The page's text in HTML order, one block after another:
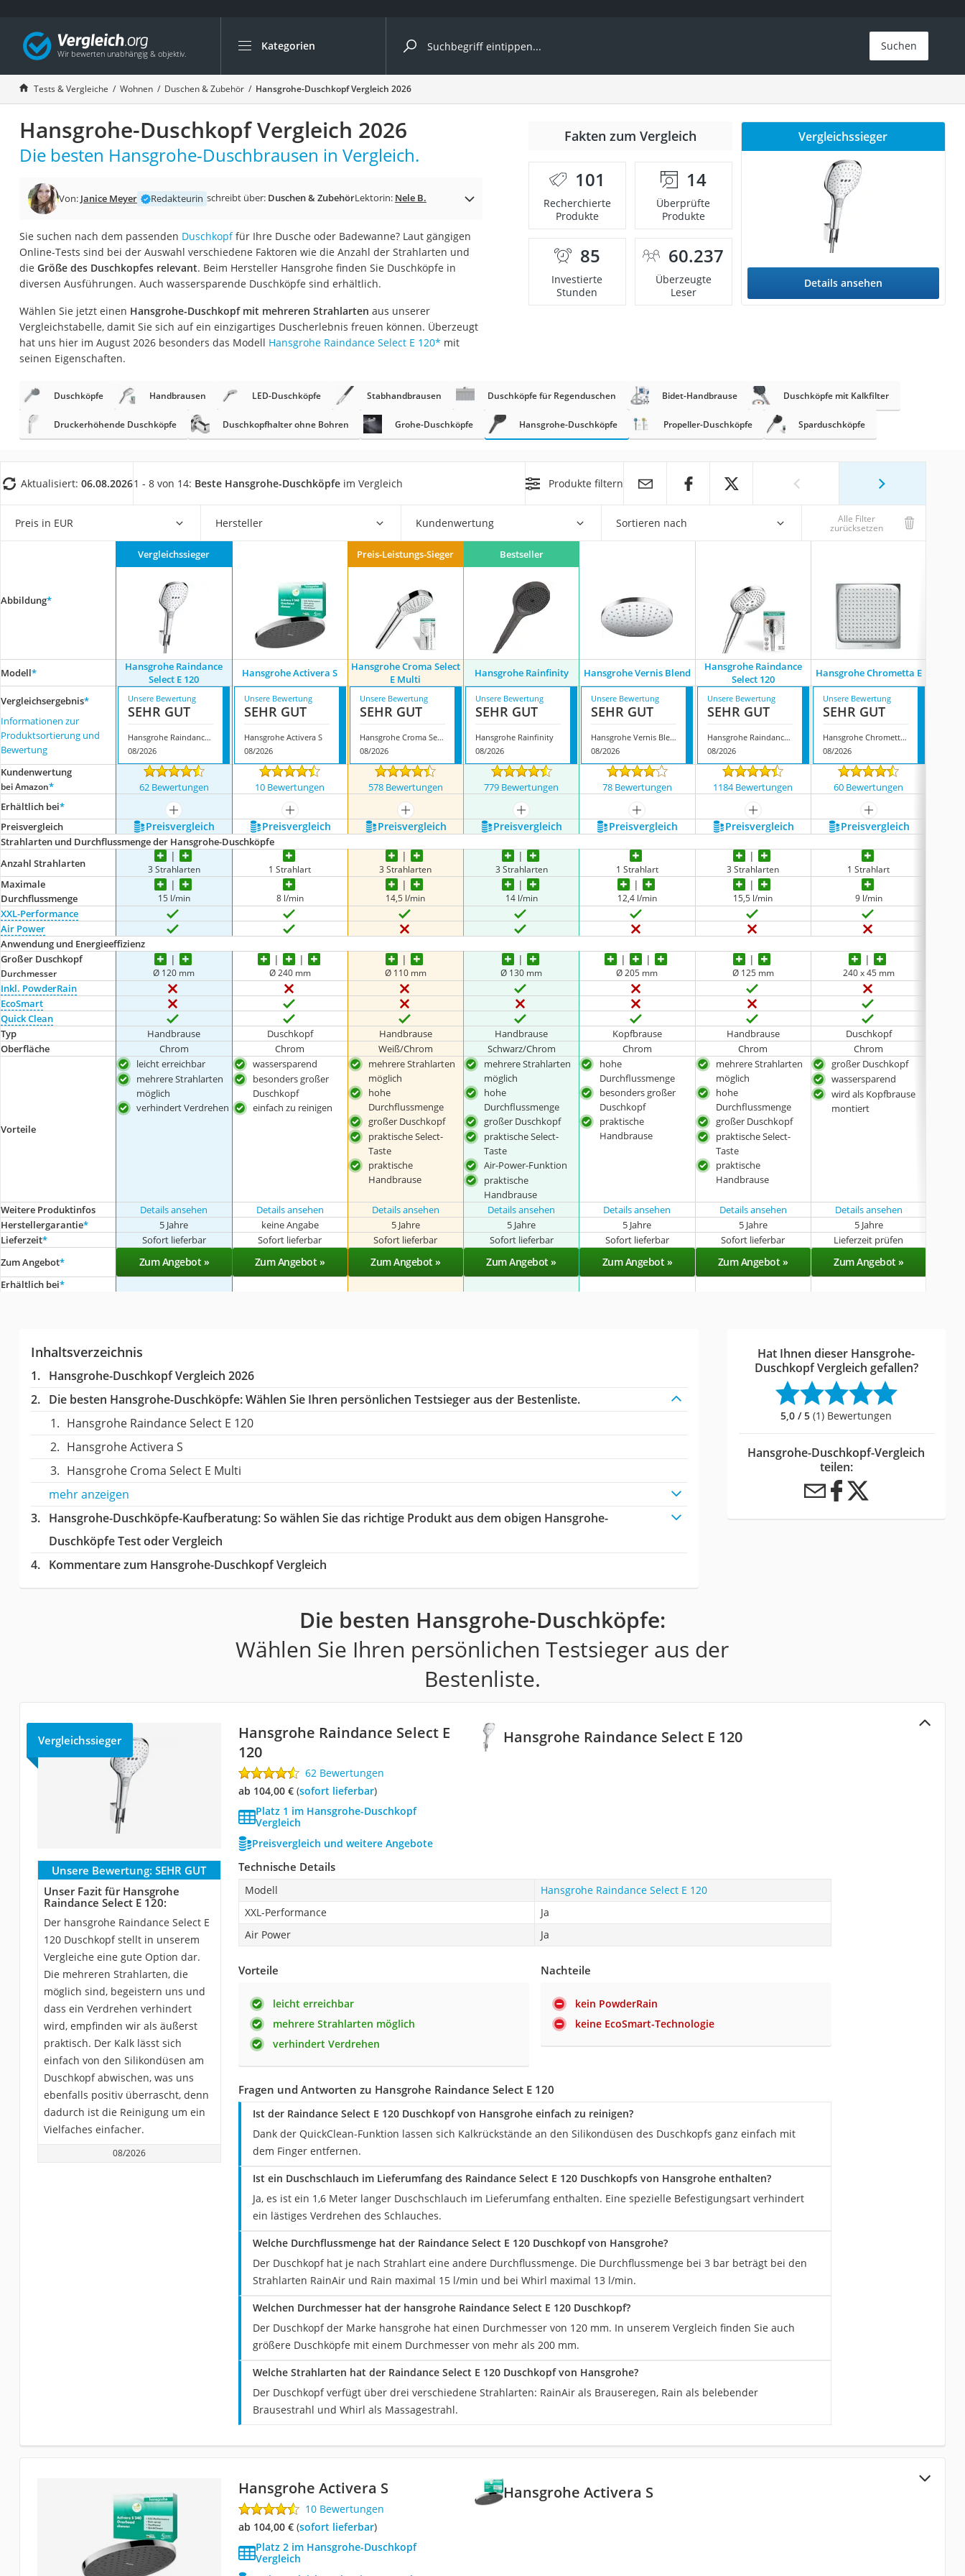
Kategorien
Die beliebtesten Vergleiche nach Kategorie
Wohnen
Matratzen-Topper
Matratzen
Konferenzlautsprecher
Badlüfter
Bürohocker
Außenleuchte mit Kamera
Ozongeneratoren
Akku-Tischlampe
Konferenzmikrofon
Aktenvernichter Sicherheitsstufe 4
Bettgitter
Duschpaneel
Höhenverstellbarer Schreibtisch
Matratze 90 x 200 cm
Suchen
Tests & Vergleiche Wohnen Duschen & Zubehör Hansgrohe-Duschkopf Vergleich 2026
Hansgrohe-Duschkopf Vergleich 2026
Die besten Hansgrohe-Duschbrausen in Vergleich.
Von: Janice Meyer Redakteurin schreibt über: Duschen & ZubehörLektorin: Nele B.
Sie suchen nach dem passenden Duschkopffür Ihre Dusche oder Badewanne? Laut gängigen
Online-Tests sind bei der Auswahl verschiedene Faktoren wie die Anzahl der Strahlarten und
die Größe des Duschkopfes relevant. Beim Hersteller Hansgrohe finden Sie Duschköpfe in
diversen Ausführungen. Auch wassersparende Duschköpfe sind erhältlich.
Wählen Sie jetzt einen Hansgrohe-Duschkopf mit mehreren Strahlarten aus unserer
Vergleichstabelle, damit Sie sich auf ein einzigartiges Duscherlebnis freuen können. Überzeugt
hat uns hier im August 2026 besonders das Modell Hansgrohe Raindance Select E 120* mit
seinen Eigenschaften.
Fakten zum Vergleich
101
Recherchierte
Produkte
14
Überprüfte
Produkte
85
Investierte
Stunden
60.237
Überzeugte
Leser
Vergleichssieger
Details ansehen
Duschköpfe Handbrausen LED-Duschköpfe Stabhandbrausen Duschköpfe für Regenduschen Bidet-Handbrause Duschköpfe mit Kalkfilter
Druckerhöhende Duschköpfe Duschkopfhalter ohne Bohren Grohe-Duschköpfe Hansgrohe-Duschköpfe Propeller-Duschköpfe Sparduschköpfe
Aktualisiert: 06.08.20261 - 8 von 14: Beste Hansgrohe-Duschköpfe im Vergleich Produkte filtern
Preis in EUR Hersteller Kundenwertung Sortieren nach Alle Filter
zurücksetzen
Abbildung*
Vergleichssieger Preis-Leistungs-Sieger Bestseller
Modell*
Hansgrohe Raindance
Select E 120
Hansgrohe Activera S
Hansgrohe Croma Select
E Multi
Hansgrohe Rainfinity Hansgrohe Vernis Blend
Hansgrohe Raindance
Select 120
Hansgrohe Chrometta E
Vergleichsergebnis*
Informationen zur
Produktsortierung und
Bewertung
Unsere Bewertung
SEHR GUT
Hansgrohe Raindance Select E 120
08/2026
Unsere Bewertung
SEHR GUT
Hansgrohe Activera S
08/2026
Unsere Bewertung
SEHR GUT
Hansgrohe Croma Select E Multi
08/2026
Unsere Bewertung
SEHR GUT
Hansgrohe Rainfinity
08/2026
Unsere Bewertung
SEHR GUT
Hansgrohe Vernis Blend
08/2026
Unsere Bewertung
SEHR GUT
Hansgrohe Raindance Select 120
08/2026
Unsere Bewertung
SEHR GUT
Hansgrohe Chrometta E
08/2026
Kundenwertung
bei Amazon* 62 Bewertungen 10 Bewertungen 578 Bewertungen 779 Bewertungen 78 Bewertungen 1184 Bewertungen 60 Bewertungen
Erhältlich bei*
mehr anzeigen mehr anzeigen mehr anzeigen mehr anzeigen mehr anzeigen mehr anzeigen
mehr anzeigen
Preis­vergleich
Preis­vergleich Preis­vergleich Preis­vergleich Preis­vergleich Preis­vergleich Preis­vergleich Preis­vergleich
Strahlarten und Durchflussmenge der Hansgrohe-Duschköpfe
Anzahl Strahlarten
3 Strahlarten 1 Strahlart 3 Strahlarten 3 Strahlarten 1 Strahlart 3 Strahlarten 1 Strahlart
Maximale
Durchflussmenge
15 l/min 8 l/min 14,5 l/min 14 l/min 12,4 l/min 15,5 l/min 9 l/min
XXL-Performance
Air Power
Anwendung und Energieeffizienz
Großer Duschkopf
Durchmesser Ø 120 mm Ø 240 mm Ø 110 mm Ø 130 mm Ø 205 mm Ø 125 mm 240 x 45 mm
Inkl. PowderRain
EcoSmart
Quick Clean
Typ
Handbrause Duschkopf Handbrause Handbrause Kopfbrause Handbrause Duschkopf
Oberfläche
Chrom Chrom Weiß/Chrom Schwarz/Chrom Chrom Chrom Chrom
Vorteile
leicht erreichbar
mehrere Strahlarten
möglich
verhindert Verdrehen
wassersparend
besonders großer
Duschkopf
einfach zu reinigen
mehrere Strahlarten
möglich
hohe
Durchflussmenge
großer Duschkopf
praktische Select-
Taste
praktische
Handbrause
mehrere Strahlarten
möglich
hohe
Durchflussmenge
großer Duschkopf
praktische Select-
Taste
Air-Power-Funktion
praktische
Handbrause
hohe
Durchflussmenge
besonders großer
Duschkopf
praktische
Handbrause
mehrere Strahlarten
möglich
hohe
Durchflussmenge
großer Duschkopf
praktische Select-
Taste
praktische
Handbrause
großer Duschkopf
wassersparend
wird als Kopfbrause
montiert
Weitere Produktinfos Details ansehen Details ansehen Details ansehen Details ansehen Details ansehen Details ansehen Details ansehen
Herstellergarantie* 5 Jahre keine Angabe 5 Jahre 5 Jahre 5 Jahre 5 Jahre
5 Jahre
Lieferzeit* Sofort lieferbar Sofort lieferbar Sofort lieferbar Sofort lieferbar Sofort lieferbar Sofort lieferbar Lieferzeit prüfen
Zum Angebot* Zum Angebot » Zum Angebot » Zum Angebot » Zum Angebot » Zum Angebot » Zum Angebot » Zum Angebot »
Erhältlich bei*
Inhaltsverzeichnis
Hansgrohe-Duschkopf Vergleich 2026
Die besten Hansgrohe-Duschköpfe:Wählen Sie Ihren persönlichen Testsieger aus der Bestenliste.
Hansgrohe Raindance Select E 120
Hansgrohe Activera S
Hansgrohe Croma Select E Multi
mehr anzeigen
Hansgrohe-Duschköpfe-Kaufberatung: So wählen Sie das richtige Produkt aus dem obigen Hansgrohe-
Duschköpfe Test oder Vergleich
Kommentare zum Hansgrohe-Duschkopf Vergleich
Hat Ihnen dieser Hansgrohe-
Duschkopf Vergleich gefallen?
5,0 / 5 (1) Bewertungen
Hansgrohe-Duschkopf-Vergleich
teilen:
Die besten Hansgrohe-Duschköpfe:
Wählen Sie Ihren persönlichen Testsieger aus der
Bestenliste.
Hansgrohe Raindance Select E 120
Vergleichssieger
Hansgrohe Raindance Select E
120
62 Bewertungen
ab 104,00 €( Sofort lieferbar)
Platz 1 im Hansgrohe-Duschkopf
Vergleich
Preisvergleich und weitere Angebote
Unsere Bewertung: SEHR GUT
Unser Fazit für Hansgrohe
Raindance Select E 120:
Der hansgrohe Raindance Select E
120 Duschkopf stellt in unserem
Vergleiche eine gute Option dar.
Die mehreren Strahlarten, die
möglich sind, begeistern uns und
dass ein Verdrehen verhindert
wird, empfinden wir als äußerst
praktisch. Der Kalk lässt sich
einfach von den Silikondüsen am
Duschkopf abwischen, was uns
ebenfalls positiv überrascht, denn
dadurch ist die Reinigung um ein
Vielfaches einfacher.
08/2026
Technische Details
Modell
Hansgrohe Raindance Select E 120
XXL-Performance
Ja
Air Power
Ja
Vorteile
leicht erreichbar
mehrere Strahlarten möglich
verhindert Verdrehen
Nachteile
kein PowderRain
keine EcoSmart-Technologie
Fragen und Antworten zu Hansgrohe Raindance Select E 120
Ist der Raindance Select E 120 Duschkopf von Hansgrohe einfach zu reinigen?
Dank der QuickClean-Funktion lassen sich Kalkrückstände an den Silikondüsen des Duschkopfs ganz einfach mit
dem Finger entfernen.
Ist ein Duschschlauch im Lieferumfang des Raindance Select E 120 Duschkopfs von Hansgrohe enthalten?
Ja, es ist ein 1,6 Meter langer Duschschlauch im Lieferumfang enthalten. Eine spezielle Befestigungsart verhindert
ein lästiges Verdrehen des Schlauches.
Welche Durchflussmenge hat der Raindance Select E 120 Duschkopf von Hansgrohe?
Der Duschkopf hat je nach Strahlart eine andere Durchflussmenge. Die Durchflussmenge bei 3 bar beträgt bei den
Strahlarten RainAir und Rain maximal 15 l/min und bei Whirl maximal 13 l/min.
Welchen Durchmesser hat der hansgrohe Raindance Select E 120 Duschkopf?
Der Duschkopf der Marke hansgrohe hat einen Durchmesser von 120 mm. In unserem Vergleich finden Sie auch
größere Duschköpfe mit einem Durchmesser von mehr als 200 mm.
Welche Strahlarten hat der Raindance Select E 120 Duschkopf von Hansgrohe?
Der Duschkopf verfügt über drei verschiedene Strahlarten: RainAir als Brauseregen, Rain als belebender
Brausestrahl und Whirl als Massagestrahl.
Hansgrohe Activera S
Hansgrohe Activera S
10 Bewertungen
ab 104,00 €( Sofort lieferbar)
Platz 2 im Hansgrohe-Duschkopf
Vergleich